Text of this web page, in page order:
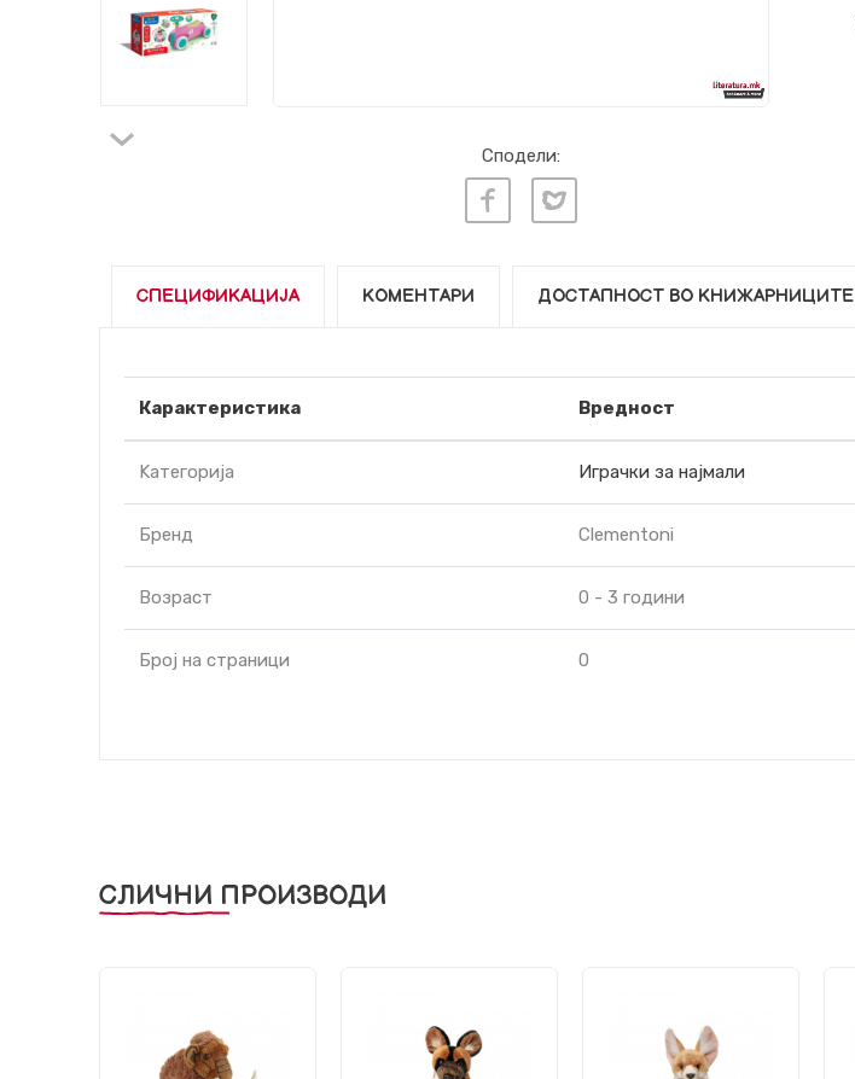
Сподели:
СПЕЦИФИКАЦИЈА КОМЕНТАРИ ДОСТАПНОСТ ВО КНИЖАРНИЦИТЕ
Карактеристика Вредност
Kатегорија Играчки за најмали
Бренд Clementoni
Возраст 0 - 3 години
Број на страници 0
СЛИЧНИ ПРОИЗВОДИ